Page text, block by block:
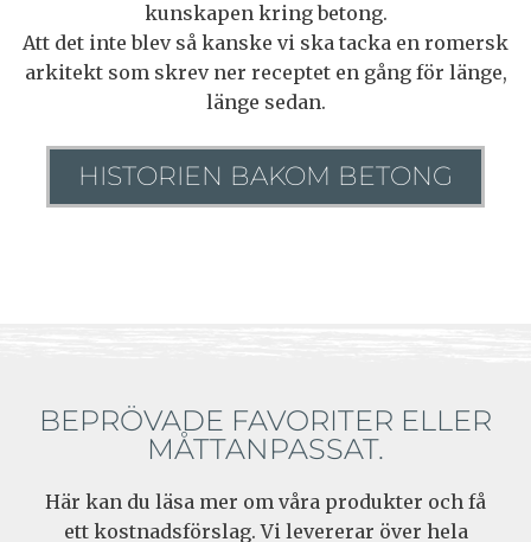
kunskapen kring betong.
Att det inte blev så kanske vi ska tacka en romersk
arkitekt som skrev ner receptet en gång för länge,
länge sedan.
HISTORIEN BAKOM BETONG
BEPRÖVADE FAVORITER ELLER
MÅTTANPASSAT.
Här kan du läsa mer om våra produkter och få
ett kostnadsförslag. Vi levererar över hela